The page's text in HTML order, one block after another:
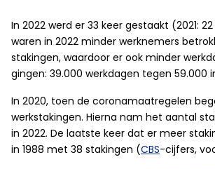
In 2022 werd er 33 keer gestaakt (2021:
waren in 2022 minder werknemers
stakingen, waardoor er ook minder
gingen: 39.000 werkdagen tegen 59.000
In 2020, toen de coronamaatregelen
werkstakingen. Hierna nam het aantal
in 2022. De laatste keer dat er meer
in 1988 met 38 stakingen (CBS-cijfers,